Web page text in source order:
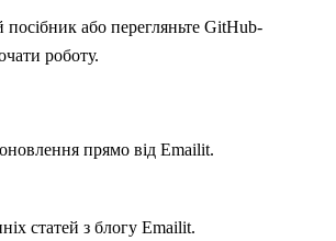
посібник або перегляньте GitHub-
роботу.
прямо від Emailit.
статей з блогу Emailit.